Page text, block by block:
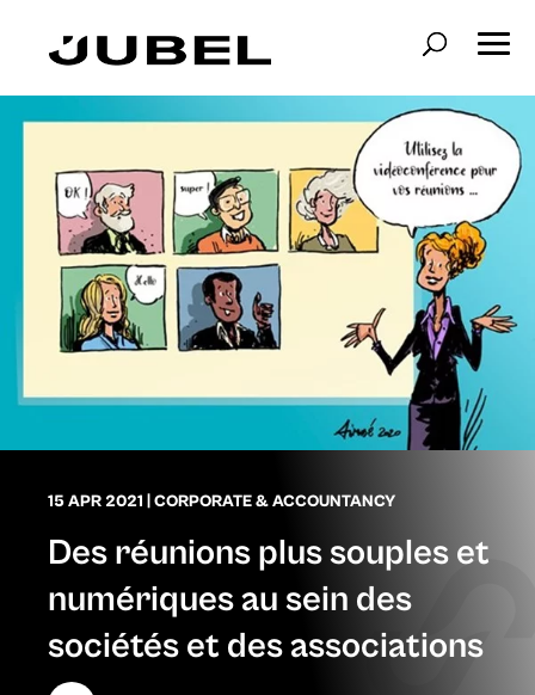
15 APR 2021 CORPORATE & ACCOUNTANCY
Des réunions plus souples et
numériques au sein des
sociétés et des associations